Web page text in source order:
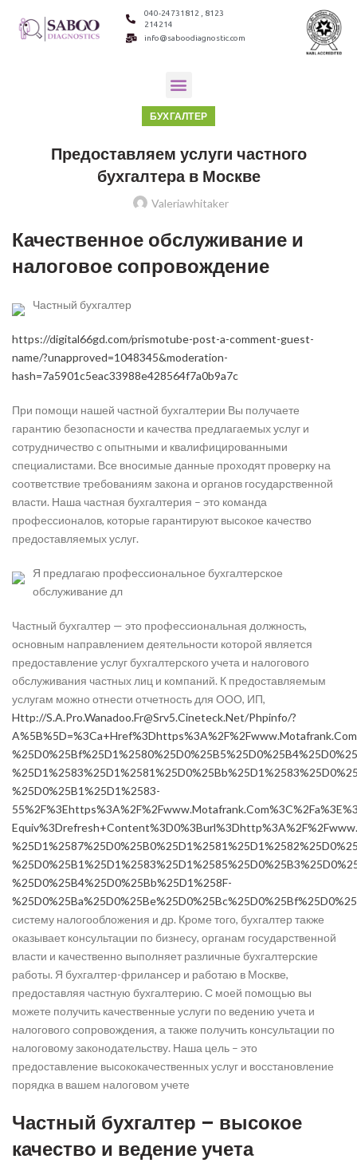
040-24731812 , 8123
214214
info@saboodiagnostic.com
БУХГАЛТЕР
Предоставляем услуги частного
бухгалтера в Москве
Valeriawhitaker
Качественное обслуживание и
налоговое сопровождение
Частный бухгалтер
https://digital66gd.com/prismotube-post-a-comment-guest-
name/?unapproved=1048345&moderation-
hash=7a5901c5eac33988e428564f7a0b9a7c
При помощи нашей частной бухгалтерии Вы получаете
гарантию безопасности и качества предлагаемых услуг и
сотрудничество с опытными и квалифицированными
специалистами. Все вносимые данные проходят проверку на
соответствие требованиям закона и органов государственной
власти. Наша частная бухгалтерия – это команда
профессионалов, которые гарантируют высокое качество
предоставляемых услуг.
Я предлагаю профессиональное бухгалтерское
обслуживание дл
Частный бухгалтер — это профессиональная должность,
основным направлением деятельности которой является
предоставление услуг бухгалтерского учета и налогового
обслуживания частных лиц и компаний. К предоставляемым
услугам можно отнести отчетность для ООО, ИП,
Http://S.A.Pro.Wanadoo.Fr@Srv5.Cineteck.Net/Phpinfo/?
%25D0%25B1%25D1%2583-
%25D0%25B4%25D0%25Bb%25D1%258F-
систему налогообложения и др. Кроме того, бухгалтер также
оказывает консультации по бизнесу, органам государственной
власти и качественно выполняет различные бухгалтерские
работы. Я бухгалтер-фрилансер и работаю в Москве,
предоставляя частную бухгалтерию. С моей помощью вы
можете получить качественные услуги по ведению учета и
налогового сопровождения, а также получить консультации по
налоговому законодательству. Наша цель – это
предоставление высококачественных услуг и восстановление
порядка в вашем налоговом учете
Частный бухгалтер – высокое
качество и ведение учета